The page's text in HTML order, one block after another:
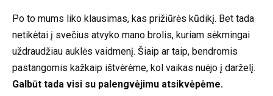
Po to mums liko klausimas, kas prižiūrės kūdikį. Bet tada
netikėtai į svečius atvyko mano brolis, kuriam sėkmingai
uždraudžiau auklės vaidmenį. Šiaip ar taip, bendromis
pastangomis kažkaip ištvėrėme, kol vaikas nuėjo į darželį.
Galbūt tada visi su palengvėjimu atsikvėpėme.